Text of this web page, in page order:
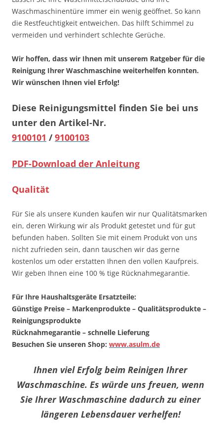
Waschmaschinentüre immer ein wenig geöffnet. So kann
die Restfeuchtigkeit entweichen. Das hilft Schimmel zu
vermeiden und verhindert schlechte Gerüche.
Wir hoffen, dass wir Ihnen mit unserem Ratgeber für die
Reinigung Ihrer Waschmaschine weiterhelfen konnten.
Wir wünschen Ihnen viel Erfolg!
Diese Reinigungsmittel finden Sie bei uns
unter den Artikel-Nr.
9100101 /9100103
PDF-Download der Anleitung
Qualität
Für Sie als unsere Kunden kaufen wir nur Qualitätsmarken
ein, deren Wirkung wir als Produkt getestet und für gut
befunden haben. Sollten Sie mit einem Produkt von uns
nicht zufrieden sein, dann tauschen wir das gerne
kostenlos um oder erstatten Ihnen den vollen Kaufpreis.
Wir geben Ihnen eine 100 % tige Rücknahmegarantie.
Für Ihre Haushaltsgeräte Ersatzteile:
Günstige Preise – Markenprodukte – Qualitätsprodukte –
Reinigungsprodukte
Rücknahmegarantie – schnelle Lieferung
Besuchen Sie unseren Shop: www.asulm.de
Ihnen viel Erfolg beim Reinigen Ihrer
Waschmaschine. Es würde uns freuen, wenn
Sie Ihrer Waschmaschine dadurch zu einer
längeren Lebensdauer verhelfen!